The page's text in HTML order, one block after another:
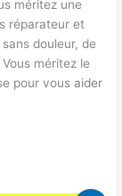
méritez une
réparateur et
douleur, de
méritez le
pour vous aider